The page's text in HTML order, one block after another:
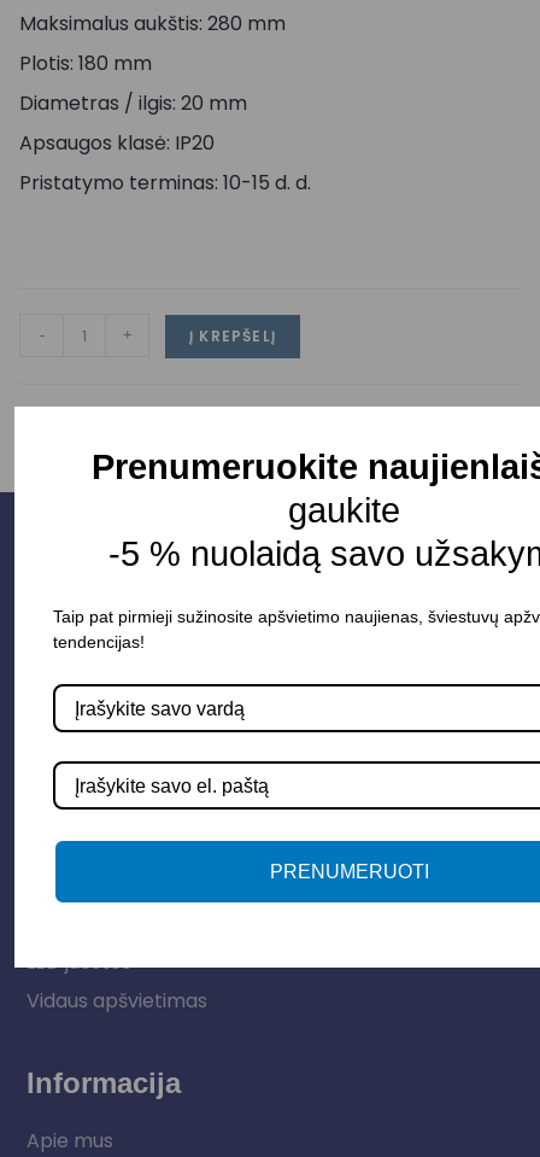
Maksimalus aukštis: 280 mm
Plotis: 180 mm
Diametras / ilgis: 20 mm
Apsaugos klasė: IP20
Pristatymo terminas: 10-15 d. d.
- + Į KREPŠELĮ
Parduotuvė
Apšvietimo sistemos
LED juostos
Vidaus apšvietimas
Informacija
Apie mus
Prenumeruokite
gaukite
-5 % nuolaidą savo
Taip pat pirmieji sužinosite apšvietimo naujienas, šviestuvų
tendencijas!
PRENUMERUOTI